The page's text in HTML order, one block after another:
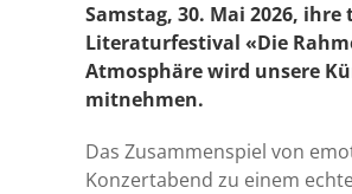
Samstag, 30. Mai 2026,
Literaturfestival «Die
Atmosphäre wird unsere
mitnehmen.
Das Zusammenspiel von
Konzertabend zu einem